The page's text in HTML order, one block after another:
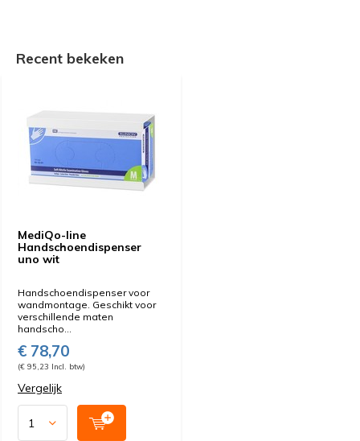
Recent bekeken
MediQo-line
Handschoendispenser
uno wit
Handschoendispenser voor
wandmontage. Geschikt voor
verschillende maten
handscho...
€ 78,70
(€ 95,23 Incl. btw)
Vergelijk